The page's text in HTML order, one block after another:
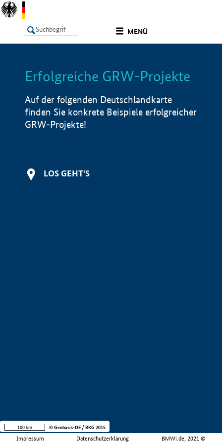
MENÜ
LISTE Info
Erfolgreiche GRW-Projekte
Auf der folgenden Deutschlandkarte
finden Sie konkrete Beispiele erfolgreicher
GRW-Projekte!
LOS GEHT'S
Impressum Datenschutzerklärung BMWi.de, 2021 ©
100 km © Geobasis-DE / BKG 2015